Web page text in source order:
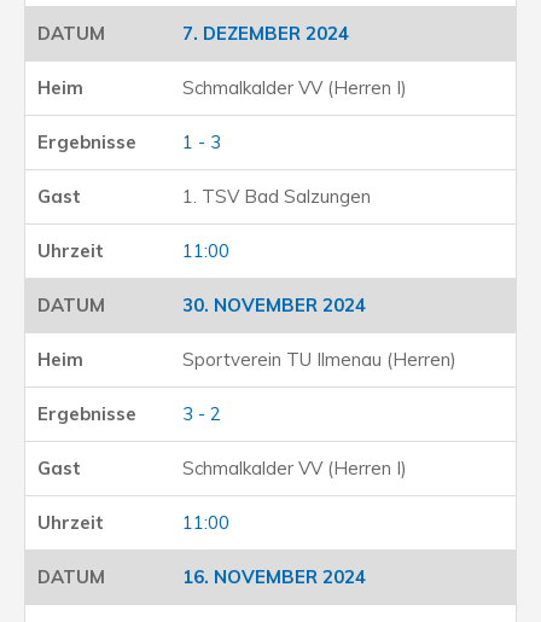
7. DEZEMBER 2024
Schmalkalder VV (Herren I)
1 - 3
1. TSV Bad Salzungen
11:00
30. NOVEMBER 2024
Sportverein TU Ilmenau (Herren)
3 - 2
Schmalkalder VV (Herren I)
11:00
16. NOVEMBER 2024